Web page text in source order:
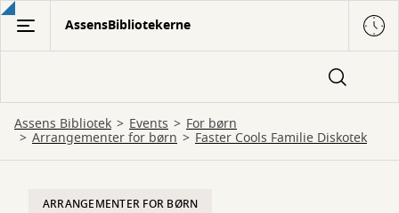
Gå
hovedindhold
AssensBibliotekerne
Assens Bibliotek Events For børn
Arrangementer for børn Faster Cools Familie Diskotek
ARRANGEMENTER FOR BØRN